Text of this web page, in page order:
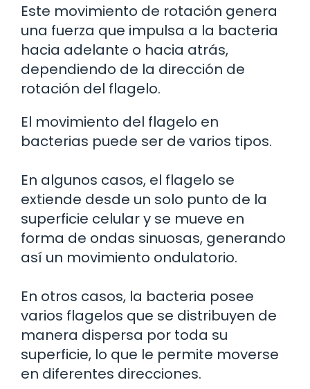
Este movimiento de rotación genera
una fuerza que impulsa a la bacteria
hacia adelante o hacia atrás,
dependiendo de la dirección de
rotación del flagelo.
El movimiento del flagelo en
bacterias puede ser de varios tipos.
En algunos casos, el flagelo se
extiende desde un solo punto de la
superficie celular y se mueve en
forma de ondas sinuosas, generando
así un movimiento ondulatorio.
En otros casos, la bacteria posee
varios flagelos que se distribuyen de
manera dispersa por toda su
superficie, lo que le permite moverse
en diferentes direcciones.